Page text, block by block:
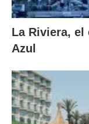
La Riviera, el
Azul